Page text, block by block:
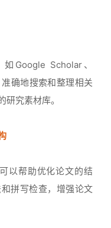
Google Scholar、
确地搜索和整理相关
究素材库。
以帮助优化论文的结
拼写检查，增强论文